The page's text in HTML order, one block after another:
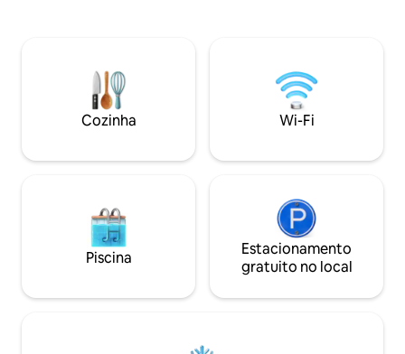
explorar lojas locais lindamente
selecionadas. Lena tem eletricidade,
mas não tem aquecimento ou
suprimentos de cozinha, então planeje
elevada. LEIA ABAIXO
NOSSO NOVO
CONSTRUÍDO
AT HAWKWEED
Cozinha Wi-Fi
Piscina
Estacionamento
gratuito no local